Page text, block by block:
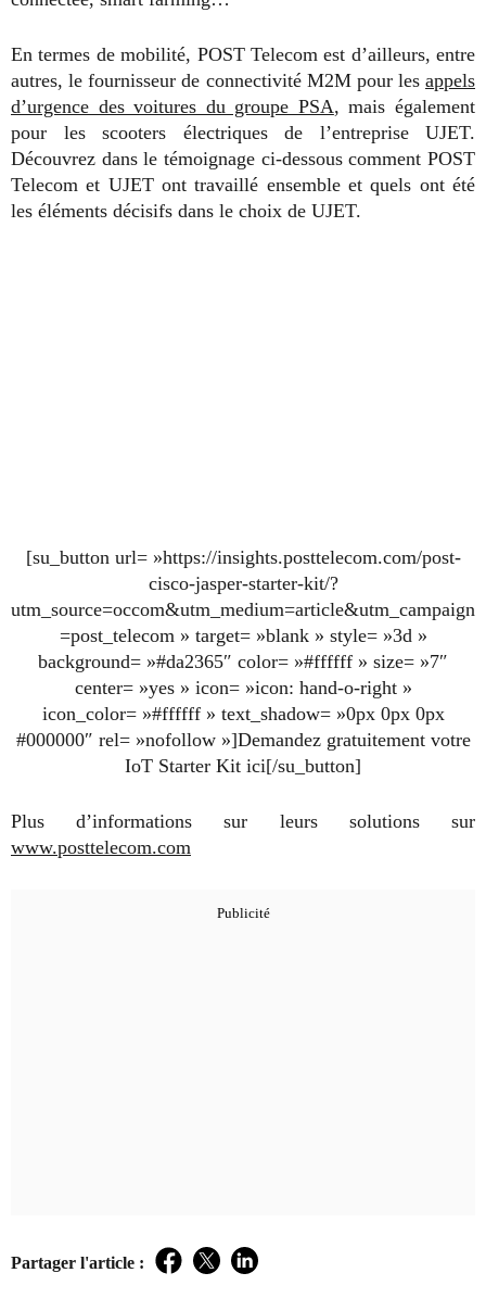
En termes de mobilité, POST Telecom est d’ailleurs, entre
autres, le fournisseur de connectivité M2M pour les appels
d’urgence des voitures du groupe PSA, mais également
pour les scooters électriques de l’entreprise UJET.
Découvrez dans le témoignage ci-dessous comment POST
Telecom et UJET ont travaillé ensemble et quels ont été
les éléments décisifs dans le choix de UJET.
[su_button url= »https://insights.posttelecom.com/post-
cisco-jasper-starter-kit/?
utm_source=occom&utm_medium=article&utm_campaign
=post_telecom » target= »blank » style= »3d »
background= »#da2365″ color= »#ffffff » size= »7″
center= »yes » icon= »icon: hand-o-right »
icon_color= »#ffffff » text_shadow= »0px 0px 0px
#000000″ rel= »nofollow »]Demandez gratuitement votre
IoT Starter Kit ici[/su_button]
Plus d’informations sur leurs solutions sur
www.posttelecom.com
Partager l'article : Facebook
TwitterLinkedIn